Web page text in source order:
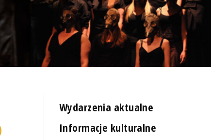
Wydarzenia aktualne
Informacje kulturalne